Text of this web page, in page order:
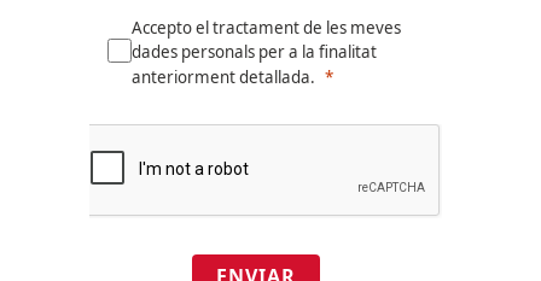
Accepto el tractament de les meves
dades personals per a la finalitat
anteriorment detallada.